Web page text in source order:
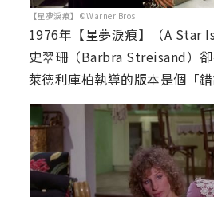
【星夢淚痕】©Warner Bros.
1976年【星夢淚痕】（A Star
史翠珊（Barbra Streisand）
萊德利庫柏執導的版本是個「